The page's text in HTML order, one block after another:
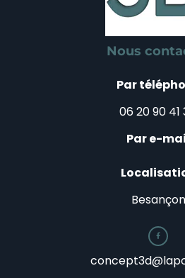
Nous
Par
06 20 90 41
Par e-
Besançon
